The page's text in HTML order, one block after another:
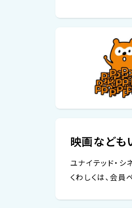
映画なども
ユナイテッド・シ
くわしくは、会員